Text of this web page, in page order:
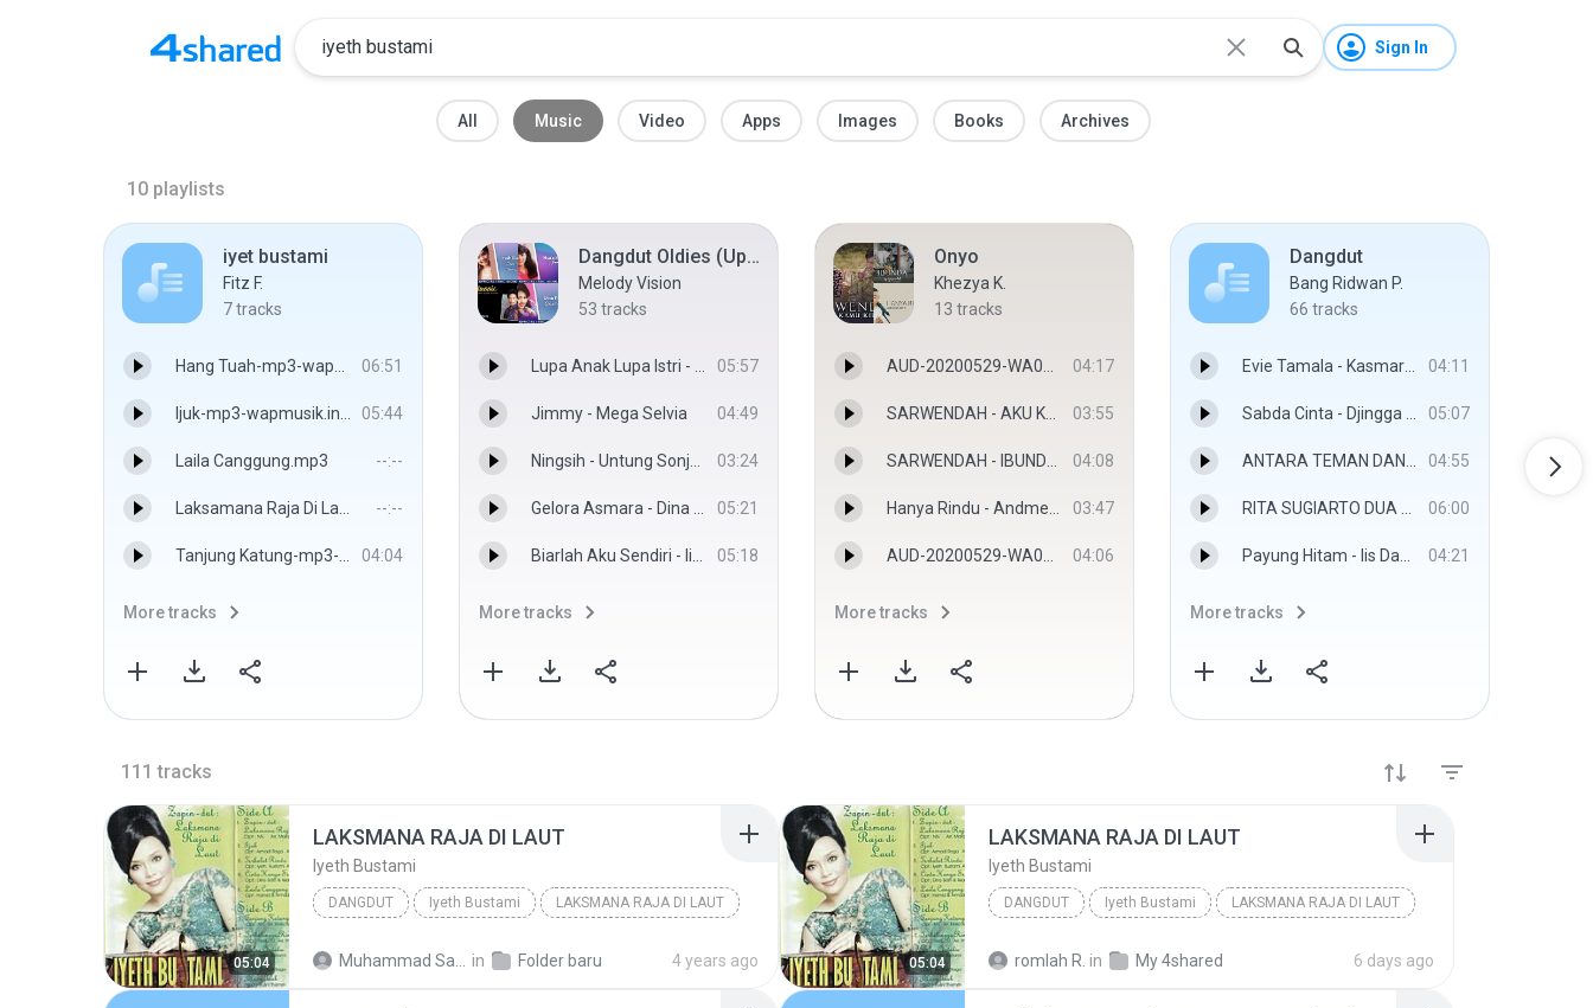
Sign In
All Music Video Apps Images Books Archives
10 playlists
iyet bustami
Fitz F.
7tracks
Hang Tuah-mp3-wapmusik.indonesiaz.com - Iyeth Bustami 06:51
Ijuk-mp3-wapmusik.indonesiaz.com - Iyeth Bustami 05:44
Laila Canggung.mp3 --:--
Laksamana Raja Di Laut.mp3 --:--
Tanjung Katung-mp3-wapmusik.indonesiaz.com - Iyeth Bustami 04:04
More tracks
Dangdut Oldies (Upload by Melody Vision)
Melody Vision
53 tracks
Lupa Anak Lupa Istri - Iyeth Bustami 05:57
Jimmy - Mega Selvia 04:49
Ningsih - Untung Sonjaya 03:24
Gelora Asmara - Dina Ponty 05:21
Biarlah Aku Sendiri - Iis Rachmat 05:18
More tracks
Onyo
Khezya K.
13 tracks
AUD-20200529-WA0016.mp3 04:17
SARWENDAH - AKU KAMU KITA (Official Music Video) - SARWENDAH 03:55
SARWENDAH - IBUNDA (Official Music Video) - SARWENDAH 04:08
Hanya Rindu - Andmesh | Cover Betrand Peto [ Lirik ] - Hanya Rindu 03:47
AUD-20200529-WA0026.mp3 04:06
More tracks
Dangdut
Bang Ridwan P.
66 tracks
Evie Tamala - Kasmaran.mp3 04:11
Sabda Cinta - Djingga ( Iyeth Bustami feat Eri susan).mp3 05:07
ANTARA TEMAN DAN KASIH - RIZA UMAMI 04:55
RITA SUGIARTO DUA KURSI.mp3 06:00
Payung Hitam - Iis Dahlia 04:21
More tracks
111 tracks
05:04
LAKSMANA RAJA DI LAUT
Iyeth Bustami
DANGDUT Iyeth Bustami LAKSMANA RAJA DI LAUT
Muhammad Sanusi in Folder baru 4 years ago 05:04
LAKSMANA RAJA DI LAUT
Iyeth Bustami
DANGDUT Iyeth Bustami LAKSMANA RAJA DI LAUT
romlah R. in My 4shared 6 days ago